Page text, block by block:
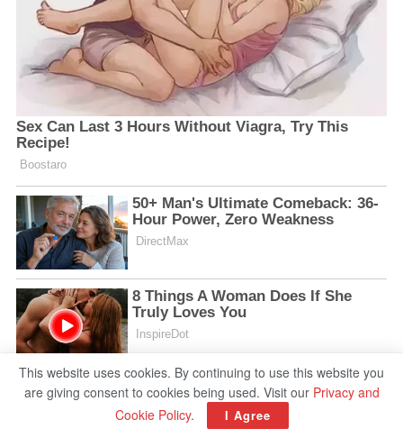
This website uses cookies. By continuing to use this website you
are giving consent to cookies being used. Visit our Privacy and
Cookie Policy. I Agree